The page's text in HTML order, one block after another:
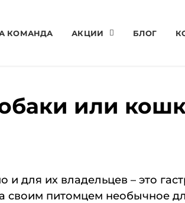
КОМАНДА АКЦИИ БЛОГ
или
для их владельцев – это
питомцем необычное